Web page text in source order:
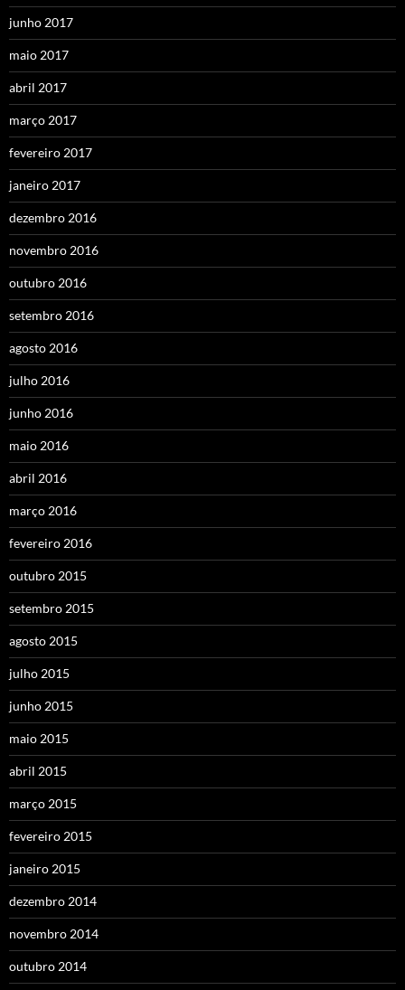
junho 2017
maio 2017
abril 2017
março 2017
fevereiro 2017
janeiro 2017
dezembro 2016
novembro 2016
outubro 2016
setembro 2016
agosto 2016
julho 2016
junho 2016
maio 2016
abril 2016
março 2016
fevereiro 2016
outubro 2015
setembro 2015
agosto 2015
julho 2015
junho 2015
maio 2015
abril 2015
março 2015
fevereiro 2015
janeiro 2015
dezembro 2014
novembro 2014
outubro 2014